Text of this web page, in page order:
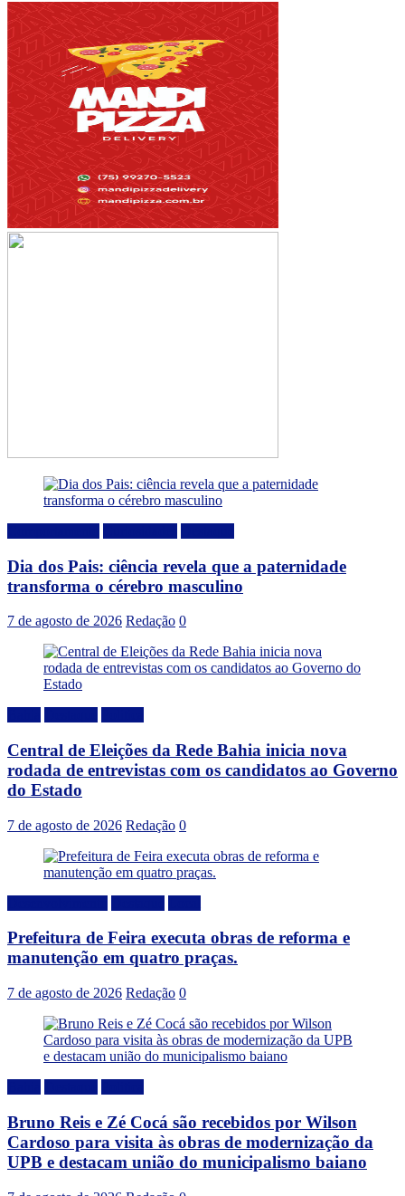
Dia dos Pais: ciência revela que a paternidade
transforma o cérebro masculino
7 de agosto de 2026 Redação 0
Central de Eleições da Rede Bahia inicia nova
rodada de entrevistas com os candidatos ao Governo
do Estado
7 de agosto de 2026 Redação 0
Prefeitura de Feira executa obras de reforma e
manutenção em quatro praças.
7 de agosto de 2026 Redação 0
Bruno Reis e Zé Cocá são recebidos por Wilson
Cardoso para visita às obras de modernização da
UPB e destacam união do municipalismo baiano